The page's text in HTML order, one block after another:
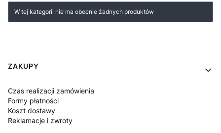
Lista produktów
W tej kategorii nie ma obecnie żadnych produktów
Linki w stopce
ZAKUPY
Czas realizacji zamówienia
Formy płatności
Koszt dostawy
Reklamacje i zwroty